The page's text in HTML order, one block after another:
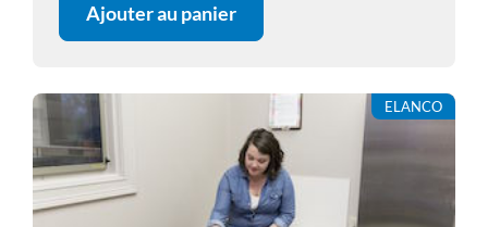
Ajouter au panier
ELANCO